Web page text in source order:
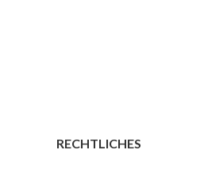
RECHTLICHES